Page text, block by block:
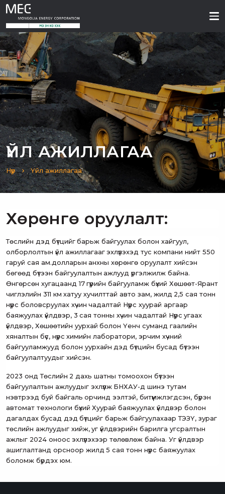
ҮЙЛ АЖИЛЛАГАА
Нүүр Үйл ажиллагаа
Хөрөнгө оруулалт:
Төслийн дэд бүтцийг барьж байгуулах болон хайгуул,
олборлолтын үйл ажиллагааг эхлүүлэхэд тус компани нийт 550
гаруй сая ам.долларын анхны хөрөнгө оруулалт хийсэн
бөгөөд бүтээн байгуулалтын ажлууд үргэлжилж байна.
Өнгөрсөн хугацаанд 17 гүүрийн байгууламж бүхий Хөшөөт-Ярант
чиглэлийн 311 км хатуу хучилттай авто зам, жилд 2,5 сая тонн
нүүрс боловсруулах хүчин чадалтай Нүүрс хуурай аргаар
баяжуулах үйлдвэр, 3 сая тонны хүчин чадалтай Нүүрс угаах
үйлдвэр, Хөшөөтийн уурхай болон Үенч суманд гаалийн
хяналтын бүс, нүүрс химийн лаборатори, эрчим хүчний
байгууламжууд болон уурхайн дэд бүтцийн бусад бүтээн
байгуулалтуудыг хийсэн.
2023 онд Төслийн 2 дахь шатны томоохон бүтээн
байгуулалтын ажлуудыг эхлүүлж БНХАУ-д шинэ тутам
нэвтрээд буй байгаль орчинд ээлтэй, битүүмжлэгдсэн, бүрэн
автомат технологи бүхий Хуурай баяжуулах үйлдвэр болон
дагалдах бусад дэд бүтцийг барьж байгуулахаар ТЭЗҮ, зураг
төслийн ажлуудыг хийж, уг үйлдвэрийн барилга угсралтын
ажлыг 2024 оноос эхлүүлэхээр төлөвлөж байна. Уг үйлдвэр
ашиглалтанд орсноор жилд 5 сая тонн нүүрс баяжуулах
боломж бүрдэх юм.